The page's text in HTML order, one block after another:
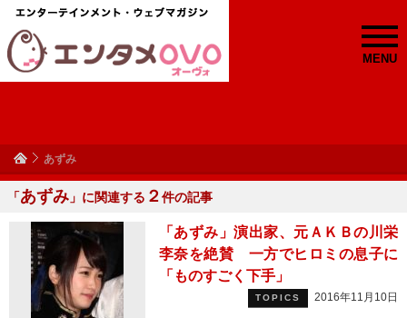
MENU
あずみ
「あずみ 」に関連する ２件の記事
「あずみ」演出家、元ＡＫＢの川栄
李奈を絶賛 一方でヒロミの息子に
「ものすごく下手」
TOPICS 2016年11月10日